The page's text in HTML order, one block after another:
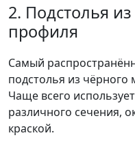
2. Подстолья
профиля
Самый
подстолья из чёрного
Чаще всего
различного сечения,
краской.